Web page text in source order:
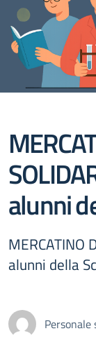
alunni
MERCATINO
alunni della
Personale